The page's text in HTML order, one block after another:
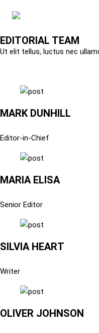
EDITORIAL TEAM
Ut elit tellus, luctus nec
MARK DUNHILL
Editor-in-Chief
MARIA ELISA
Senior Editor
SILVIA HEART
Writer
OLIVER JOHNSON